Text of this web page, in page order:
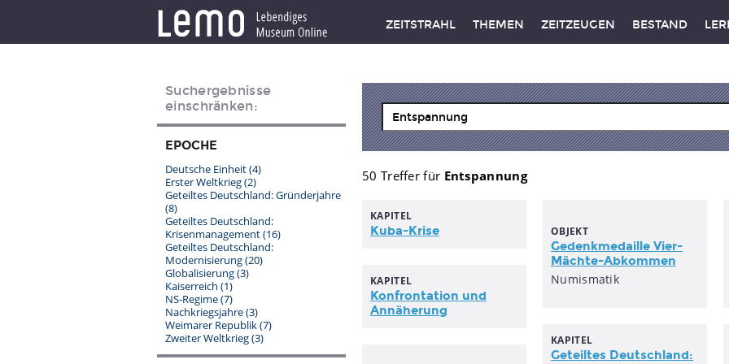
ZEITSTRAHL THEMEN ZEITZEUGEN BESTAND
50 Treffer für Entspannung
KAPITEL
Kuba-Krise OBJEKT
Gedenkmedaille Vier-
Mächte-Abkommen
Numismatik
KAPITEL
Konfrontation und
Annäherung
KAPITEL
Geteiltes Deutschland:
Suchergebnisse
einschränken:
EPOCHE
Deutsche Einheit(4)
Erster Weltkrieg(2)
Geteiltes Deutschland: Gründerjahre
(8)
Geteiltes Deutschland:
Krisenmanagement(16)
Geteiltes Deutschland:
Modernisierung(20)
Globalisierung(3)
Kaiserreich (1)
NS-Regime(7)
Nachkriegsjahre(3)
Weimarer Republik(7)
Zweiter Weltkrieg(3)